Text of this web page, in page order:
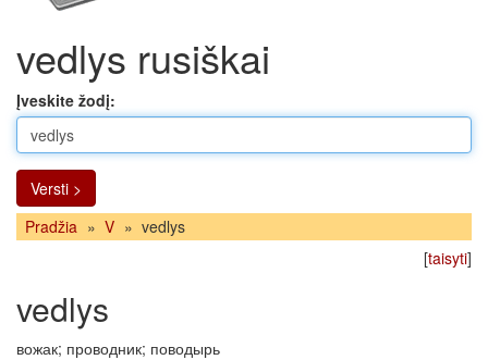
vedlys rusiškai
Įveskite žodį:
Versti >
Pradžia » V » vedlys
[taisyti]
vedlys
вожак; проводник; поводырь